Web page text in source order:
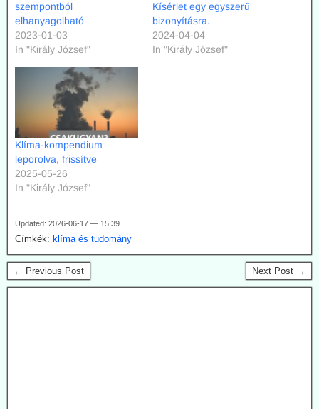
szempontból
elhanyagolható
2023-01-03
In "Király József"
Kísérlet egy egyszerű
bizonyításra.
2024-04-04
In "Király József"
Klíma-kompendium –
leporolva, frissítve
2025-05-26
In "Király József"
Updated: 2026-06-17 — 15:39
Címkék: klíma és tudomány
← Previous Post Next Post →